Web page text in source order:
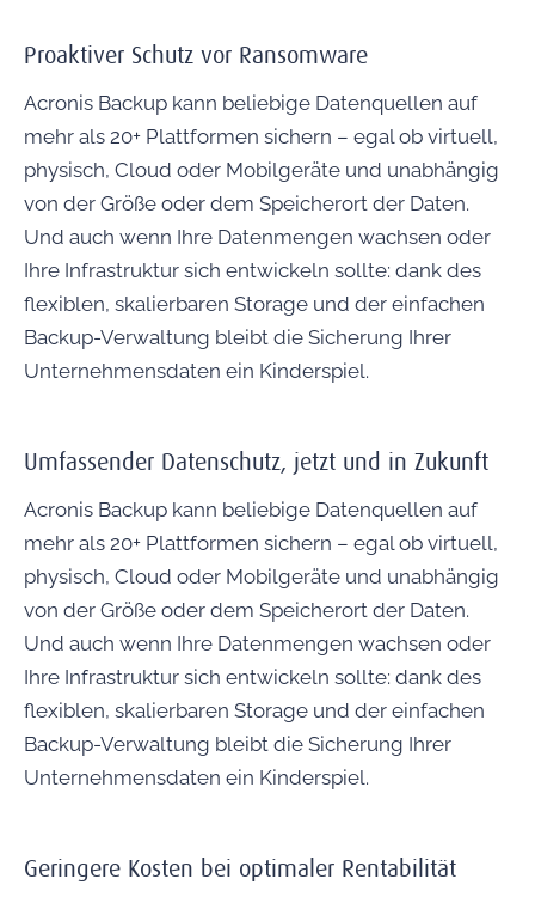
Proaktiver Schutz vor Ransomware
Acronis Backup kann beliebige Datenquellen auf
mehr als 20+ Plattformen sichern – egal ob virtuell,
physisch, Cloud oder Mobilgeräte und unabhängig
von der Größe oder dem Speicherort der Daten.
Und auch wenn Ihre Datenmengen wachsen oder
Ihre Infrastruktur sich entwickeln sollte: dank des
flexiblen, skalierbaren Storage und der einfachen
Backup-Verwaltung bleibt die Sicherung Ihrer
Unternehmensdaten ein Kinderspiel.
Umfassender Datenschutz, jetzt und in Zukunft
Acronis Backup kann beliebige Datenquellen auf
mehr als 20+ Plattformen sichern – egal ob virtuell,
physisch, Cloud oder Mobilgeräte und unabhängig
von der Größe oder dem Speicherort der Daten.
Und auch wenn Ihre Datenmengen wachsen oder
Ihre Infrastruktur sich entwickeln sollte: dank des
flexiblen, skalierbaren Storage und der einfachen
Backup-Verwaltung bleibt die Sicherung Ihrer
Unternehmensdaten ein Kinderspiel.
Geringere Kosten bei optimaler Rentabilität